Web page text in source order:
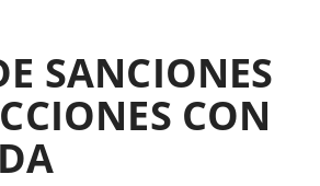
SANCIONES
CON